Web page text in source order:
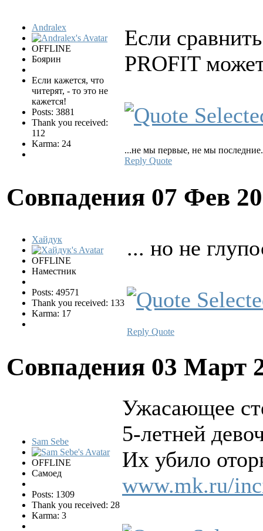
Andralex
OFFLINE
Боярин
Если кажется, что
читерят, - то это не
кажется!
Posts: 3881
Thank you received:
112
Karma: 24
Если
PROFIT
...не мы первые, не мы
Reply Quote
Совпадения 07 Фев
Хайдук
OFFLINE
Наместник
Posts: 49571
Thank you received: 133
Karma: 17
... но не
Reply Quote
Совпадения 03 Март
Sam Sebe
OFFLINE
Самоед
Posts: 1309
Thank you received: 28
Karma: 3
Ужасающее
5-летней
Их убило
www.mk.ru/